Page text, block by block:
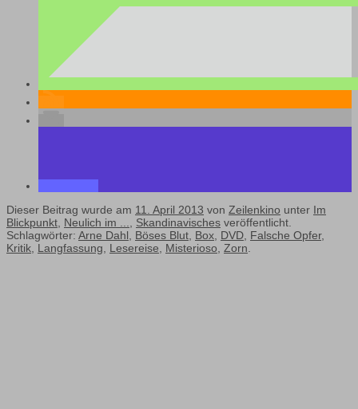
Dieser Beitrag wurde am 11. April 2013 von Zeilenkino unter Im
Blickpunkt, Neulich im ..., Skandinavisches veröffentlicht.
Schlagwörter: Arne Dahl, Böses Blut, Box, DVD, Falsche Opfer,
Kritik, Langfassung, Lesereise, Misterioso, Zorn.